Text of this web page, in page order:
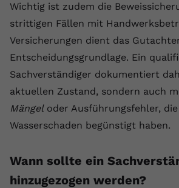
Wichtig ist zudem die
strittigen Fällen mit
Versicherungen dient das
Entscheidungsgrundlage. Ein
Sachverständiger dokumentiert
aktuellen Zustand, sondern auch
Mängeloder Ausführungsfehler, die
Wasserschaden begünstigt haben.
Wann sollte ein
hinzugezogen werden?